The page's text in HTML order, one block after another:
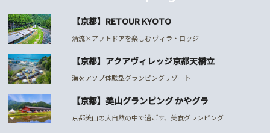
【京都】RETOUR KYOTO
清流×アウトドアを楽しむ ヴィラ・ロッジ
【京都】アクアヴィレッジ京都天橋立
海をアソブ体験型グランピングリゾート
【京都】美山グランピング かやグラ
京都美山の大自然の中で過ごす、美食グランピング